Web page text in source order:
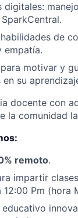
digitales:
de
empatía.
motivar y
su
docente con
la comunidad
remoto.
impartir
12:00 Pm (hora